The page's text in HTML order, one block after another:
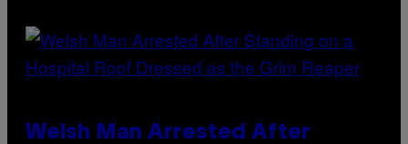
Welsh Man Arrested After